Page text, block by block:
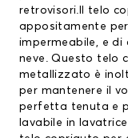
retrovisori.Il telo
appositamente
impermeabile, e
neve. Questo telo
metallizzato è
per mantenere il
perfetta tenuta e
lavabile in